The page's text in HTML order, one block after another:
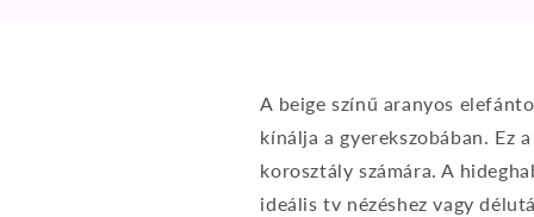
A beige színű aranyos
kínálja a gyerekszobában. Ez
korosztály számára. A
ideális tv nézéshez vagy